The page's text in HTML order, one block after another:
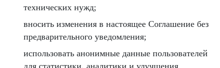
технических нужд;
вносить изменения в настоящее Соглашение без
предварительного уведомления;
использовать анонимные данные пользователей
для статистики, аналитики и улучшения